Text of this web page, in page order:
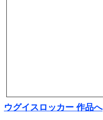
ウグイスロッカー 作品へ